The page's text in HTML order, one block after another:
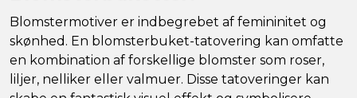
Blomstermotiver er indbegrebet af femininitet og
skønhed. En blomsterbuket-tatovering kan omfatte
en kombination af forskellige blomster som roser,
liljer, nelliker eller valmuer. Disse tatoveringer kan